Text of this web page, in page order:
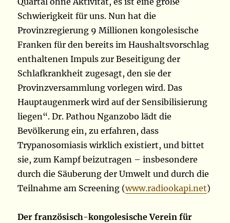
Schwierigkeit für uns. Nun hat die
Provinzregierung 9 Millionen kongolesische
Franken für den bereits im Haushaltsvorschlag
enthaltenen Impuls zur Beseitigung der
Schlafkrankheit zugesagt, den sie der
Provinzversammlung vorlegen wird. Das
Hauptaugenmerk wird auf der Sensibilisierung
liegen“. Dr. Pathou Nganzobo lädt die
Bevölkerung ein, zu erfahren, dass
Trypanosomiasis wirklich existiert, und bittet
sie, zum Kampf beizutragen – insbesondere
durch die Säuberung der Umwelt und durch die
Teilnahme am Screening (www.radiookapi.net)
Der französisch-kongolesische Verein für